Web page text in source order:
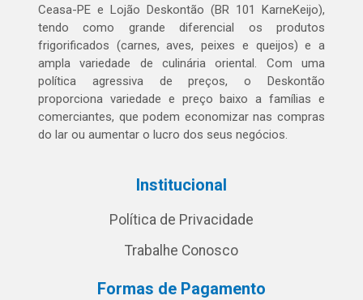
Ceasa-PE e Lojão Deskontão (BR 101 KarneKeijo),
tendo como grande diferencial os produtos
frigorificados (carnes, aves, peixes e queijos) e a
ampla variedade de culinária oriental. Com uma
política agressiva de preços, o Deskontão
proporciona variedade e preço baixo a famílias e
comerciantes, que podem economizar nas compras
do lar ou aumentar o lucro dos seus negócios.
Institucional
Política de Privacidade
Trabalhe Conosco
Formas de Pagamento